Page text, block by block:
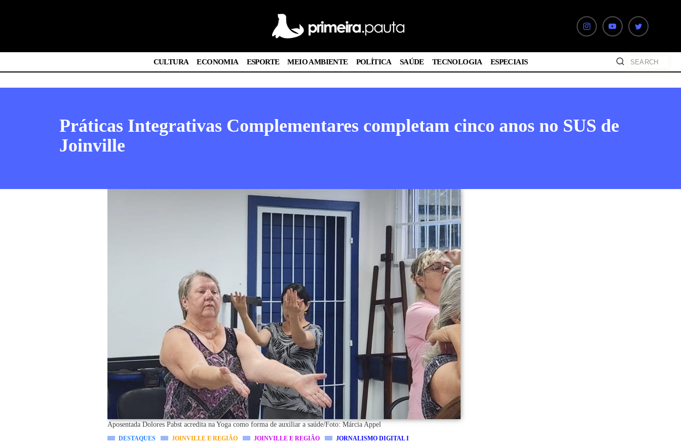
CULTURA ECONOMIA ESPORTE MEIO AMBIENTE POLÍTICA SAÚDE TECNOLOGIA ESPECIAIS
Práticas Integrativas Complementares completam cinco anos no SUS de
Joinville
Aposentada Dolores Pabst acredita na Yoga como forma de auxiliar a saúde/Foto: Márcia Appel
DESTAQUES JOINVILLE E REGIÃO JOINVILLE E REGIÃO JORNALISMO DIGITAL I